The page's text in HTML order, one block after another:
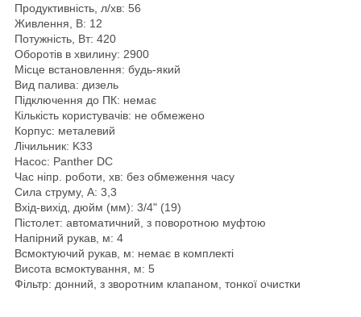
Продуктивність, л/хв: 56
Живлення, В: 12
Потужність, Вт: 420
Оборотів в хвилину: 2900
Місце встановлення: будь-який
Вид палива: дизель
Підключення до ПК: немає
Кількість користувачів: не обмежено
Корпус: металевий
Лічильник: K33
Насос: Panther DC
Час ніпр. роботи, хв: без обмеження часу
Сила струму, А: 3,3
Вхід-вихід, дюйм (мм): 3/4" (19)
Пістолет: автоматичний, з поворотною муфтою
Напірний рукав, м: 4
Всмоктуючий рукав, м: немає в комплекті
Висота всмоктування, м: 5
Фільтр: донний, з зворотним клапаном, тонкої очистки